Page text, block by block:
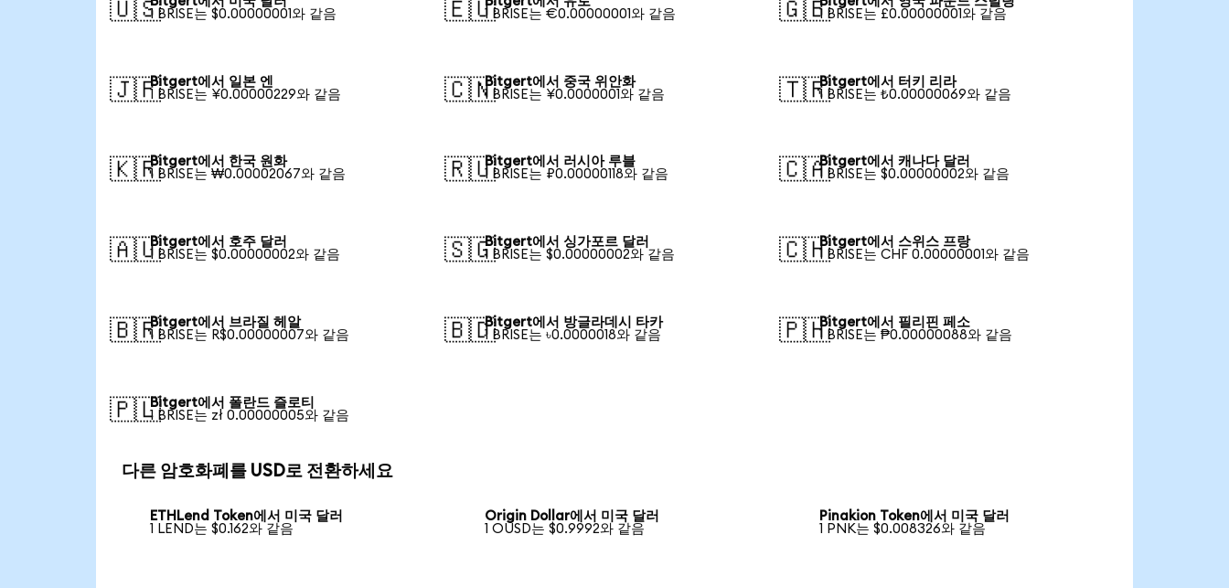
🇺🇸1 BRISE는 $0.00000001와 같음
🇪🇺1 BRISE는 €0.00000001와 같음
🇬🇧1 BRISE는 £0.00000001와 같음
🇯🇵Bitgert에서 일본 엔
1 BRISE는 ¥0.00000229와 같음
🇨🇳Bitgert에서 중국 위안화
1 BRISE는 ¥0.0000001와 같음
🇹🇷Bitgert에서 터키 리라
1 BRISE는 ₺0.00000069와 같음
🇰🇷Bitgert에서 한국 원화
1 BRISE는 ₩0.00002067와 같음
🇷🇺Bitgert에서 러시아 루블
1 BRISE는 ₽0.00000118와 같음
🇨🇦Bitgert에서 캐나다 달러
1 BRISE는 $0.00000002와 같음
🇦🇺Bitgert에서 호주 달러
1 BRISE는 $0.00000002와 같음
🇸🇬Bitgert에서 싱가포르 달러
1 BRISE는 $0.00000002와 같음
🇨🇭Bitgert에서 스위스 프랑
1 BRISE는 CHF 0.00000001와 같음
🇧🇷Bitgert에서 브라질 헤알
1 BRISE는 R$0.00000007와 같음
🇧🇩Bitgert에서 방글라데시 타카
1 BRISE는 ৳0.0000018와 같음
🇵🇭Bitgert에서 필리핀 페소
1 BRISE는 ₱0.00000088와 같음
🇵🇱Bitgert에서 폴란드 즐로티
1 BRISE는 zł 0.00000005와 같음
다른 암호화폐를 USD로 전환하세요
ETHLend Token에서 미국 달러
1 LEND는 $0.162와 같음
Origin Dollar에서 미국 달러
1 OUSD는 $0.9992와 같음
Pinakion Token에서 미국 달러
1 PNK는 $0.008326와 같음